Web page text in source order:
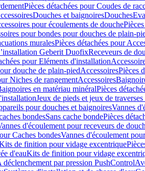
Pièces détachées pour Coudes de
Douches et baignoiresDouches
pour écoulements de douche
pour bondes pour douches de plain-
muralesPièces détachées pour
Geberit DuofixReceveurs de
pour Eléments d'installation
douche de plain-piedAccessoiresPièces
Niches de rangementAccessoires
en matériau minéralPièces
Jeux de pieds et jeux de
pour douches et baignoiresVannes
bondesSans cache bondePièces
d'écoulement pour receveurs de
Caches bondesVannes d'écoulement
de finition pour vidage excentrique
d'eauKits de finition pour vidage
déclenchement par pression PushControl